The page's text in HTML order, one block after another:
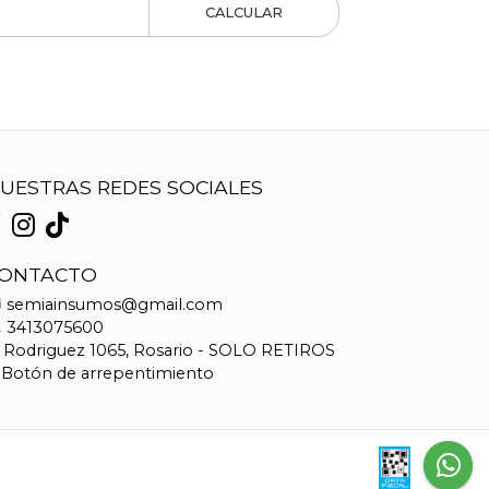
CALCULAR
REDES SOCIALES
semiainsumos@gmail.com
3413075600
Rodriguez 1065, Rosario - SOLO RETIROS
de arrepentimiento